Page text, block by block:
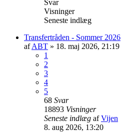
Svar
Visninger
Seneste indlæg
Transfertråden - Sommer 2026
afABT » 18. maj 2026, 21:19
1
2
3
4
5
68 Svar
18893 Visninger
Seneste indlæg afVijen
8. aug 2026, 13:20